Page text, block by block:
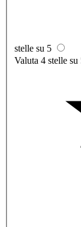
stelle su 5
Valuta 4 stelle su